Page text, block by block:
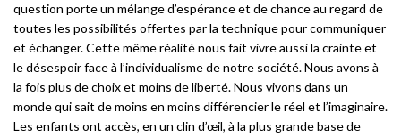
question porte un mélange d’espérance et de chance au regard de
toutes les possibilités offertes par la technique pour communiquer
et échanger. Cette même réalité nous fait vivre aussi la crainte et
le désespoir face à l’individualisme de notre société. Nous avons à
la fois plus de choix et moins de liberté. Nous vivons dans un
monde qui sait de moins en moins différencier le réel et l’imaginaire.
Les enfants ont accès, en un clin d’œil, à la plus grande base de